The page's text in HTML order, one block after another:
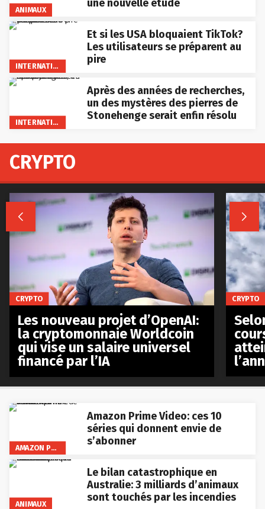
ANIMAUX
une nouvelle étude
INTERNATIONAL
Et si les USA bloquaient TikTok?
Les utilisateurs se préparent au
pire
INTERNATIONAL
Après des années de recherches,
un des mystères des pierres de
Stonehenge serait enfin résolu
AMAZON PRIME VIDEO
Amazon Prime Video: ces 10
séries qui donnent envie de
s’abonner
ANIMAUX
Le bilan catastrophique en
Australie: 3 milliards d’animaux
sont touchés par les incendies
CRYPTO
 
CRYPTO
Les nouveau projet d’OpenAI:
la cryptomonnaie Worldcoin
qui vise un salaire universel
financé par l’IA
CRYPTO